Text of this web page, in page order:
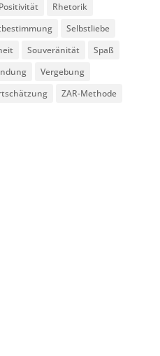
Positivität
Rhetorik
Selbstliebe
Souveränität
Spaß
Vergebung
ZAR-Methode